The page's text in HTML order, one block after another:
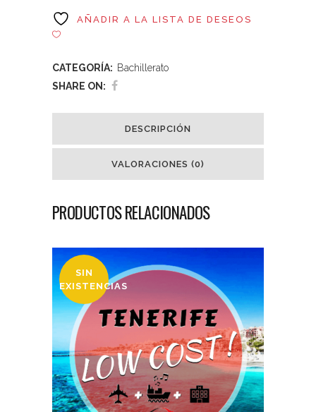
AÑADIR A LA LISTA DE DESEOS
CATEGORÍA: Bachillerato
SHARE ON:
DESCRIPCIÓN
VALORACIONES (0)
PRODUCTOS RELACIONADOS
SIN
EXISTENCIAS